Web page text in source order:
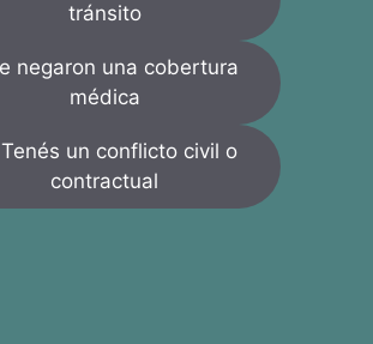
tránsito
negaron una cobertura
médica
Tenés un conflicto civil o
contractual